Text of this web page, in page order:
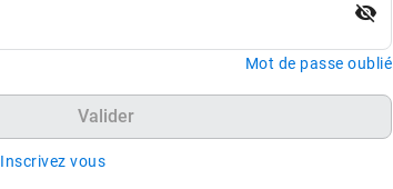
visibility_off
Mot de passe oublié
Valider
Inscrivez vous